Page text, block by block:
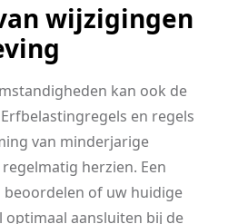
wijzigingen
kan ook de
en regels
van minderjarige
herzien. Een
beoordelen of uw huidige
aansluiten bij de